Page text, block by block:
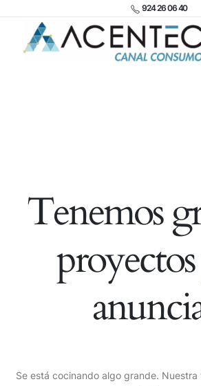
924 26 06 40
Tenemos
Se está cocinando algo grande.